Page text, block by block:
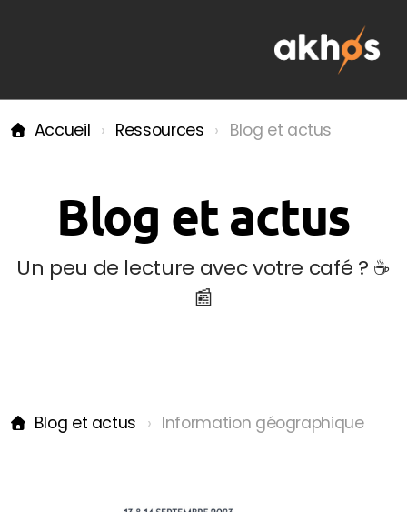
Accueil Ressources Blog et actus
Blog et actus
Un peu de lecture avec votre café ? ☕
📰
Blog et actus Information géographique
Études d'implantation et de marché
Sectorisation et développement d'un réseau